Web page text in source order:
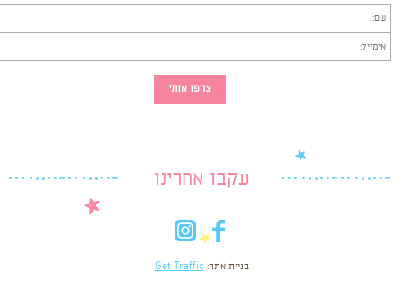
עקבו אחרינו
fb
בניית אתר: Get Traffic